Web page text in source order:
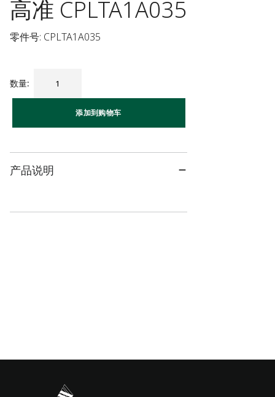
高准 CPLTA1A035
零件号: CPLTA1A035
数量:
添加到购物车
产品说明